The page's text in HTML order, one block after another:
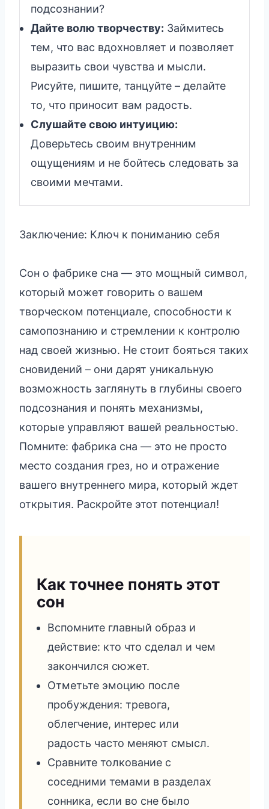
подсознании?
Дайте волю творчеству: Займитесь
тем, что вас вдохновляет и позволяет
выразить свои чувства и мысли.
Рисуйте, пишите, танцуйте – делайте
то, что приносит вам радость.
Слушайте свою интуицию:
Доверьтесь своим внутренним
ощущениям и не бойтесь следовать за
своими мечтами.
Заключение: Ключ к пониманию себя
Сон о фабрике сна — это мощный символ,
который может говорить о вашем
творческом потенциале, способности к
самопознанию и стремлении к контролю
над своей жизнью. Не стоит бояться таких
сновидений – они дарят уникальную
возможность заглянуть в глубины своего
подсознания и понять механизмы,
которые управляют вашей реальностью.
Помните: фабрика сна — это не просто
место создания грез, но и отражение
вашего внутреннего мира, который ждет
открытия. Раскройте этот потенциал!
Как точнее понять этот
сон
Вспомните главный образ и
действие: кто что сделал и чем
закончился сюжет.
Отметьте эмоцию после
пробуждения: тревога,
облегчение, интерес или
радость часто меняют смысл.
Сравните толкование с
соседними темами в разделах
сонника, если во сне было